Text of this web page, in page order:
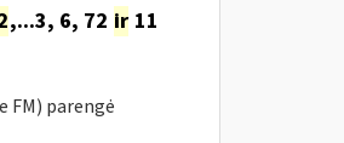
,...3, 6, 72 ir11
FM) parengė